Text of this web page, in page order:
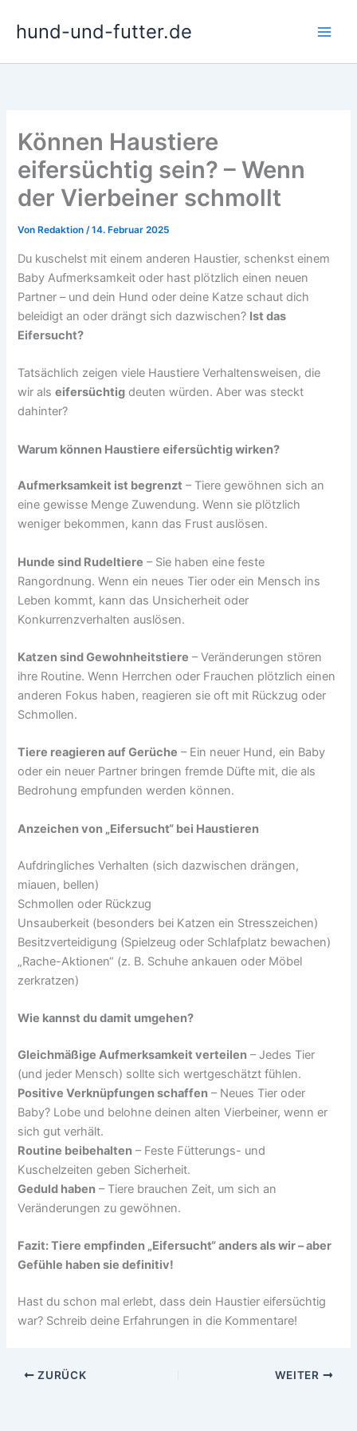
Inhalthund-und-futter.de
Können Haustiere
eifersüchtig sein? – Wenn
der Vierbeiner schmollt
Von Redaktion/14. Februar 2025
Du kuschelst mit einem anderen Haustier, schenkst einem
Baby Aufmerksamkeit oder hast plötzlich einen neuen
Partner – und dein Hund oder deine Katze schaut dich
beleidigt an oder drängt sich dazwischen? Ist das
Eifersucht?
Tatsächlich zeigen viele Haustiere Verhaltensweisen, die
wir alseifersüchtig deuten würden. Aber was steckt
dahinter?
Warum können Haustiere eifersüchtig wirken?
Aufmerksamkeit ist begrenzt – Tiere gewöhnen sich an
eine gewisse Menge Zuwendung. Wenn sie plötzlich
weniger bekommen, kann das Frust auslösen.
Hunde sind Rudeltiere – Sie haben eine feste
Rangordnung. Wenn ein neues Tier oder ein Mensch ins
Leben kommt, kann das Unsicherheit oder
Konkurrenzverhalten auslösen.
Katzen sind Gewohnheitstiere – Veränderungen stören
ihre Routine. Wenn Herrchen oder Frauchen plötzlich einen
anderen Fokus haben, reagieren sie oft mit Rückzug oder
Schmollen.
Tiere reagieren auf Gerüche – Ein neuer Hund, ein Baby
oder ein neuer Partner bringen fremde Düfte mit, die als
Bedrohung empfunden werden können.
Anzeichen von „Eifersucht“ bei Haustieren
Aufdringliches Verhalten (sich dazwischen drängen,
miauen, bellen)
Schmollen oder Rückzug
Unsauberkeit (besonders bei Katzen ein Stresszeichen)
Besitzverteidigung (Spielzeug oder Schlafplatz bewachen)
„Rache-Aktionen“ (z. B. Schuhe ankauen oder Möbel
zerkratzen)
Wie kannst du damit umgehen?
Gleichmäßige Aufmerksamkeit verteilen – Jedes Tier
(und jeder Mensch) sollte sich wertgeschätzt fühlen.
Positive Verknüpfungen schaffen – Neues Tier oder
Baby? Lobe und belohne deinen alten Vierbeiner, wenn er
sich gut verhält.
Routine beibehalten – Feste Fütterungs- und
Kuschelzeiten geben Sicherheit.
Geduld haben – Tiere brauchen Zeit, um sich an
Veränderungen zu gewöhnen.
Fazit: Tiere empfinden „Eifersucht“ anders als wir – aber
Gefühle haben sie definitiv!
Hast du schon mal erlebt, dass dein Haustier eifersüchtig
war? Schreib deine Erfahrungen in die Kommentare!
ZURÜCK WEITER